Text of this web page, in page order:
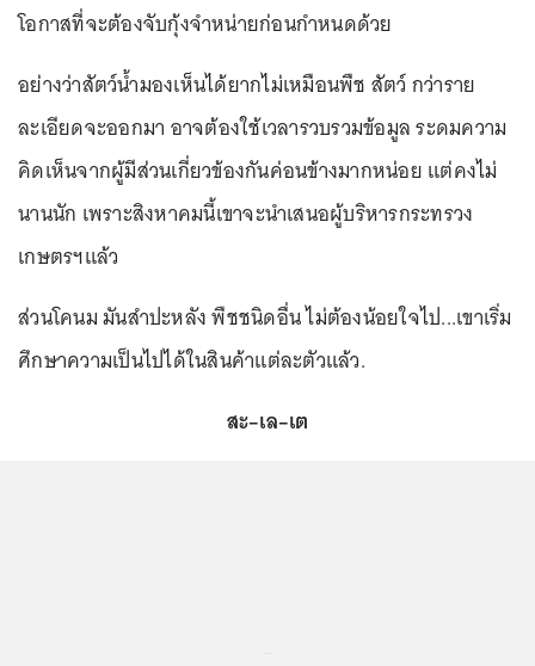
โอกาสที่จะต้องจับกุ้งจำหน่ายก่อนกำหนดด้วย
อย่างว่าสัตว์น้ำมองเห็นได้ยากไม่เหมือนพืช สัตว์ กว่าราย
ละเอียดจะออกมา อาจต้องใช้เวลารวบรวมข้อมูล ระดมความ
คิดเห็นจากผู้มีส่วนเกี่ยวข้องกันค่อนข้างมากหน่อย แต่คงไม่
นานนัก เพราะสิงหาคมนี้เขาจะนำเสนอผู้บริหารกระทรวง
เกษตรฯแล้ว
ส่วนโคนม มันสำปะหลัง พืชชนิดอื่น ไม่ต้องน้อยใจไป...เขาเริ่ม
ศึกษาความเป็นไปได้ในสินค้าแต่ละตัวแล้ว.
สะ–เล–เต